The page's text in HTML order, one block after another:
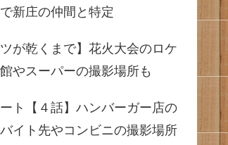
新庄の仲間と特定
ツが乾くまで】花火大会のロケ
やスーパーの撮影場所も
ト【４話】ハンバーガー店の
イト先やコンビニの撮影場所